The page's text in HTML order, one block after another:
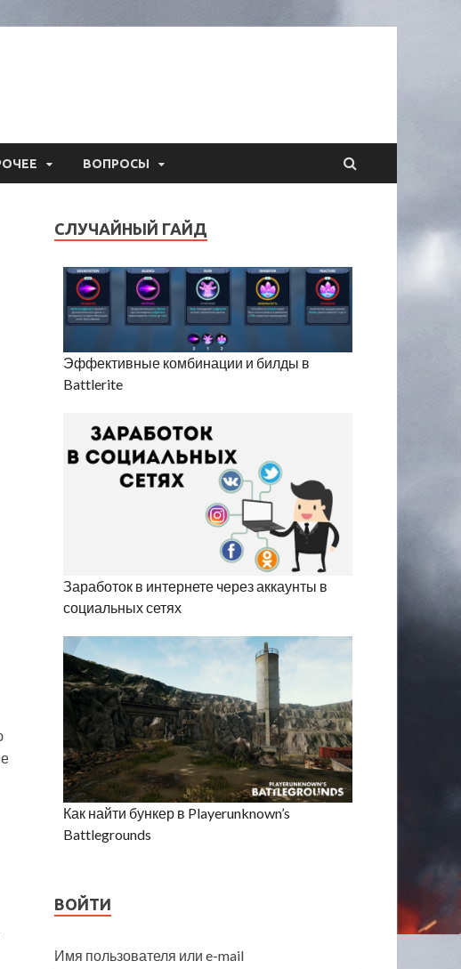
ВОПРОСЫ
СЛУЧАЙНЫЙ ГАЙД
Эффективные комбинации и билды в
Battlerite
Заработок в интернете через аккаунты в
социальных сетях
Как найти бункер в Playerunknown’s
Battlegrounds
ВОЙТИ
Имя пользователя или e-mail